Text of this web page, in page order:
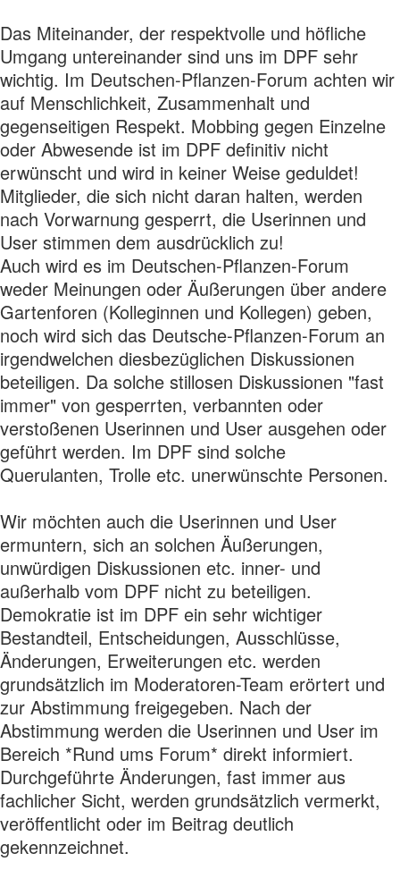
Das Miteinander, der respektvolle und höfliche
Umgang untereinander sind uns im DPF sehr
wichtig. Im Deutschen-Pflanzen-Forum achten wir
auf Menschlichkeit, Zusammenhalt und
gegenseitigen Respekt. Mobbing gegen Einzelne
oder Abwesende ist im DPF definitiv nicht
erwünscht und wird in keiner Weise geduldet!
Mitglieder, die sich nicht daran halten, werden
nach Vorwarnung gesperrt, die Userinnen und
User stimmen dem ausdrücklich zu!
Auch wird es im Deutschen-Pflanzen-Forum
weder Meinungen oder Äußerungen über andere
Gartenforen (Kolleginnen und Kollegen) geben,
noch wird sich das Deutsche-Pflanzen-Forum an
irgendwelchen diesbezüglichen Diskussionen
beteiligen. Da solche stillosen Diskussionen "fast
immer" von gesperrten, verbannten oder
verstoßenen Userinnen und User ausgehen oder
geführt werden. Im DPF sind solche
Querulanten, Trolle etc. unerwünschte Personen.
Wir möchten auch die Userinnen und User
ermuntern, sich an solchen Äußerungen,
unwürdigen Diskussionen etc. inner- und
außerhalb vom DPF nicht zu beteiligen.
Demokratie ist im DPF ein sehr wichtiger
Bestandteil, Entscheidungen, Ausschlüsse,
Änderungen, Erweiterungen etc. werden
grundsätzlich im Moderatoren-Team erörtert und
zur Abstimmung freigegeben. Nach der
Abstimmung werden die Userinnen und User im
Bereich *Rund ums Forum* direkt informiert.
Durchgeführte Änderungen, fast immer aus
fachlicher Sicht, werden grundsätzlich vermerkt,
veröffentlicht oder im Beitrag deutlich
gekennzeichnet.